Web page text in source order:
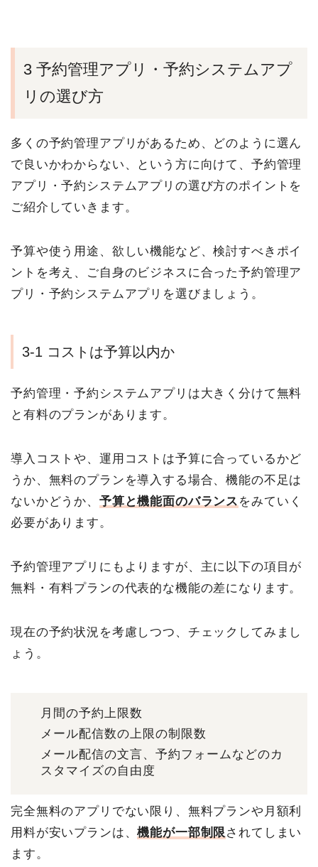
3 予約管理アプリ・予約システムアプ
リの選び方
多くの予約管理アプリがあるため、どのように選ん
で良いかわからない、という方に向けて、予約管理
アプリ・予約システムアプリの選び方のポイントを
ご紹介していきます。
予算や使う用途、欲しい機能など、検討すべきポイ
ントを考え、ご自身のビジネスに合った予約管理ア
プリ・予約システムアプリを選びましょう。
3-1 コストは予算以内か
予約管理・予約システムアプリは大きく分けて無料
と有料のプランがあります。
導入コストや、運用コストは予算に合っているかど
うか、無料のプランを導入する場合、機能の不足は
ないかどうか、 予算と機能面のバランス をみていく
必要があります。
予約管理アプリにもよりますが、主に以下の項目が
無料・有料プランの代表的な機能の差になります。
現在の予約状況を考慮しつつ、チェックしてみまし
ょう。
月間の予約上限数
メール配信数の上限の制限数
メール配信の文言、予約フォームなどのカ
スタマイズの自由度
完全無料のアプリでない限り、無料プランや月額利
用料が安いプランは、機能が一部制限 されてしまい
ます。